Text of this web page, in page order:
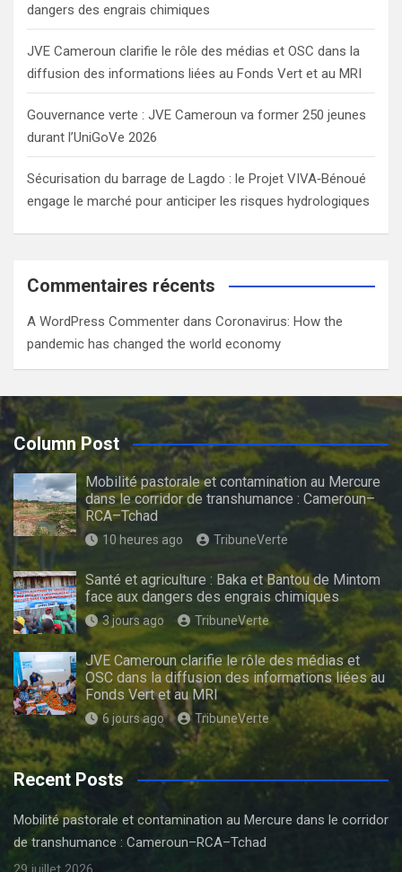
dangers des engrais chimiques
JVE Cameroun clarifie le rôle des médias et OSC dans la
diffusion des informations liées au Fonds Vert et au MRI
Gouvernance verte : JVE Cameroun va former 250 jeunes
durant l’UniGoVe 2026
Sécurisation du barrage de Lagdo : le Projet VIVA‑Bénoué
engage le marché pour anticiper les risques hydrologiques
Commentaires récents
A WordPress Commenter dans Coronavirus: How the
pandemic has changed the world economy
Column Post
Mobilité pastorale et contamination au Mercure
dans le corridor de transhumance : Cameroun–
RCA–Tchad
10 heures ago TribuneVerte
Santé et agriculture : Baka et Bantou de Mintom
face aux dangers des engrais chimiques
3 jours ago TribuneVerte
JVE Cameroun clarifie le rôle des médias et
OSC dans la diffusion des informations liées au
Fonds Vert et au MRI
6 jours ago TribuneVerte
Recent Posts
Mobilité pastorale et contamination au Mercure dans le corridor
de transhumance : Cameroun–RCA–Tchad